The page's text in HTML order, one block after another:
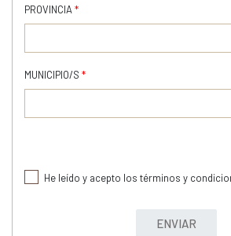
PROVINCIA *
MUNICIPIO/S *
He leído y acepto los términos y
ENVIAR